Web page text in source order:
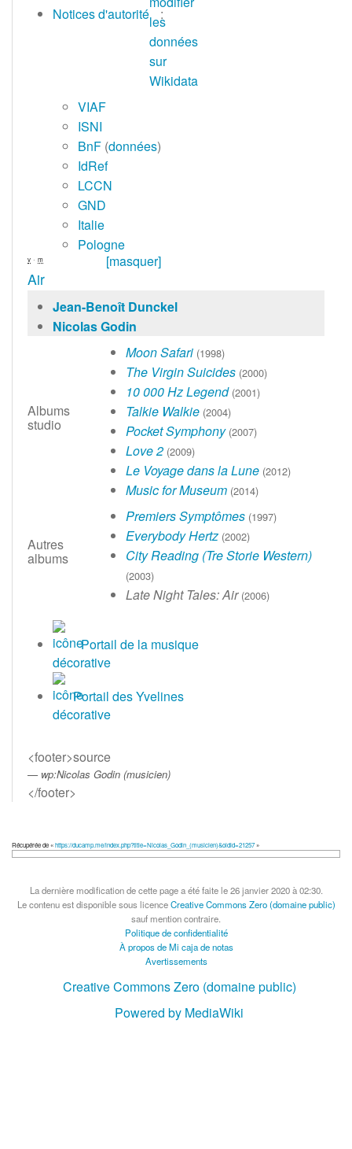
Notices d'autorité :
VIAF
ISNI
BnF (données)
IdRef
LCCN
GND
Italie
Pologne
[masquer]
v · m
Air
Jean-Benoît Dunckel
Nicolas Godin
Albums
studio
Moon Safari (1998)
The Virgin Suicides (2000)
10 000 Hz Legend (2001)
Talkie Walkie (2004)
Pocket Symphony (2007)
Love 2 (2009)
Le Voyage dans la Lune (2012)
Music for Museum (2014)
Autres
albums
Premiers Symptômes (1997)
Everybody Hertz (2002)
City Reading (Tre Storie Western)
(2003)
Late Night Tales: Air (2006)
Portail de la musique
Portail des Yvelines
<footer>source
wp:Nicolas Godin (musicien)
</footer>
Récupérée de «https://ducamp.me/index.php?title=Nicolas_Godin_(musicien)&oldid=21257»
La dernière modification de cette page a été faite le 26 janvier 2020 à 02:30.
Le contenu est disponible sous licenceCreative Commons Zero (domaine public)
sauf mention contraire.
Politique de confidentialité
À propos de Mi caja de notas
Avertissements
Creative Commons Zero (domaine public)
Powered by MediaWiki